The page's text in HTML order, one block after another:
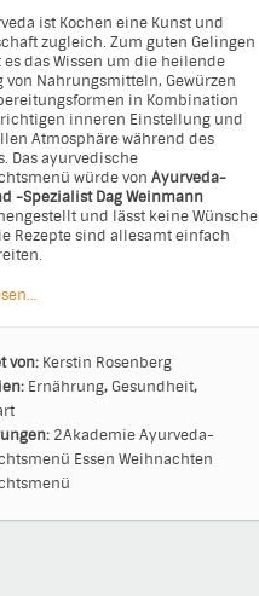
ist Kochen eine Kunst und
zugleich. Zum guten Gelingen
das Wissen um die heilende
von Nahrungsmitteln, Gewürzen
in Kombination
inneren Einstellung und
Atmosphäre während des
Das ayurvedische
würde von Ayurveda-
-Spezialist Dag Weinmann
und lässt keine Wünsche
Rezepte sind allesamt einfach
von: Kerstin Rosenberg
Ernährung, Gesundheit,
2AkademieAyurveda-
Essen Weihnachten